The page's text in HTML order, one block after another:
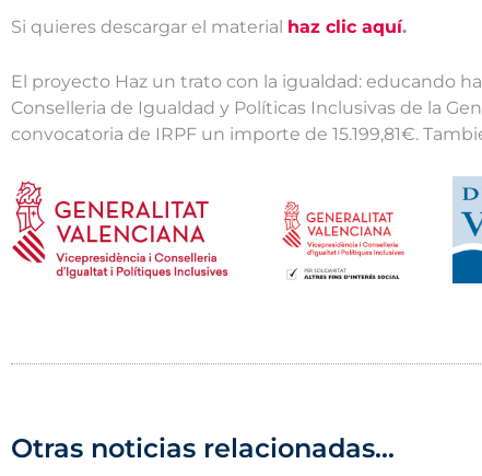
Si quieres descargar el material haz clic aquí.
El proyecto Haz un trato con la igualdad: educando
Conselleria de Igualdad y Políticas Inclusivas de la
convocatoria de IRPF un importe de 15.199,81€.
Otras noticias relacionadas...